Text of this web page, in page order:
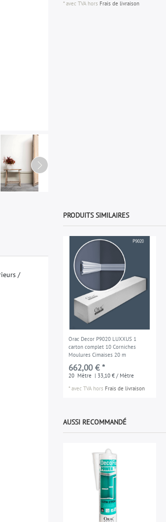
* avec TVA hors Frais de livraison
ieurs /
PRODUITS SIMILAIRES
Orac Decor P9020 LUXXUS 1
carton complet 10 Corniches
Moulures Cimaises 20 m
662,00 € *
20 Mètre | 33,10 € / Mètre
*avec TVA hors Frais de livraison
AUSSI RECOMMANDÉ